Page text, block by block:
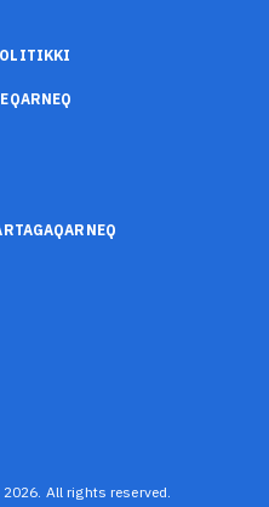
All rights reserved.